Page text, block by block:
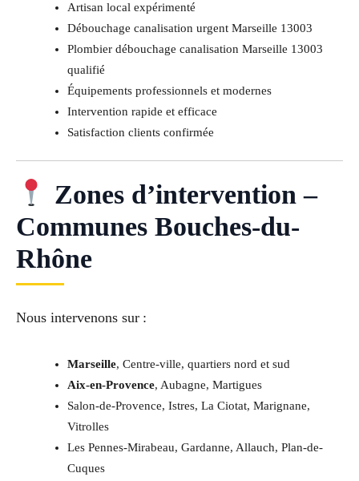
Artisan local expérimenté
Débouchage canalisation urgent Marseille 13003
Plombier débouchage canalisation Marseille 13003
qualifié
Équipements professionnels et modernes
Intervention rapide et efficace
Satisfaction clients confirmée
Zones d’intervention –
Communes Bouches-du-
Rhône
Nous intervenons sur :
Marseille, Centre-ville, quartiers nord et sud
Aix-en-Provence, Aubagne, Martigues
Salon-de-Provence, Istres, La Ciotat, Marignane,
Vitrolles
Les Pennes-Mirabeau, Gardanne, Allauch, Plan-de-
Cuques